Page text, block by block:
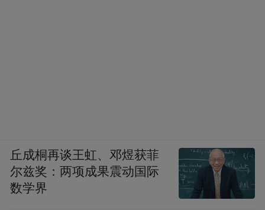
丘成桐再谈王虹、邓煜获菲
尔兹奖：两项成果震动国际
数学界